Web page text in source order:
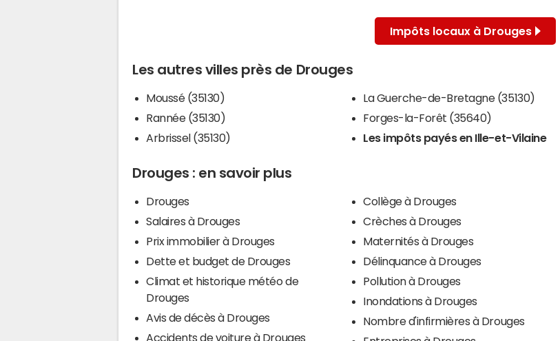
Impôts locaux à Drouges
Les autres villes près de Drouges
Moussé (35130)
Rannée (35130)
Arbrissel (35130)
La Guerche-de-Bretagne (35130)
Forges-la-Forêt (35640)
Les impôts payés en Ille-et-Vilaine
Drouges : en savoir plus
Drouges
Salaires à Drouges
Prix immobilier à Drouges
Dette et budget de Drouges
Climat et historique météo de
Drouges
Avis de décès à Drouges
Accidents de voiture à Drouges
Collège à Drouges
Crèches à Drouges
Maternités à Drouges
Délinquance à Drouges
Pollution à Drouges
Inondations à Drouges
Nombre d'infirmières à Drouges